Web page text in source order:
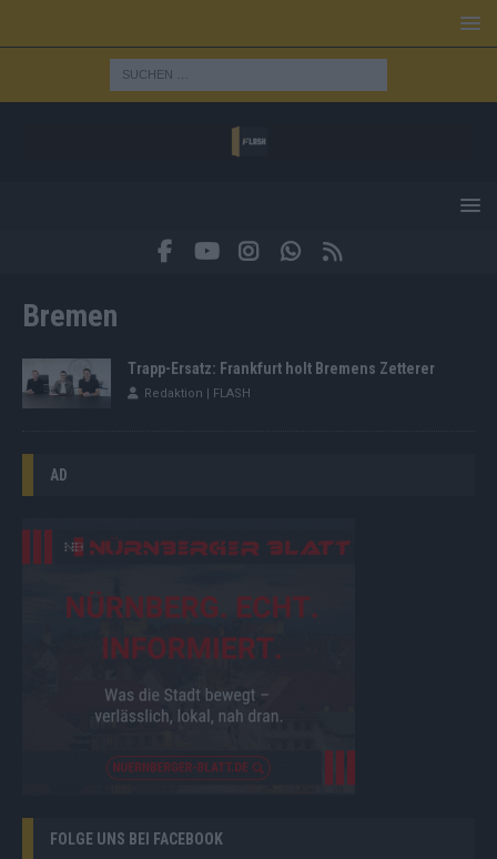
Bremen
Trapp-Ersatz: Frankfurt holt Bremens Zetterer
Redaktion | FLASH
AD
FOLGE UNS BEI FACEBOOK